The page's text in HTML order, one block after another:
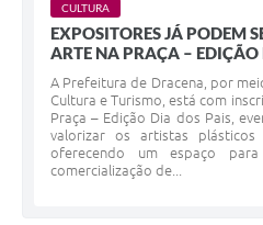
CULTURA
EXPOSITORES JÁ PODEM
ARTE NA PRAÇA –
A Prefeitura de Dracena, por
Cultura e Turismo, está com
Praça – Edição Dia dos Pais,
valorizar os artistas
oferecendo um espaço
comercialização de...